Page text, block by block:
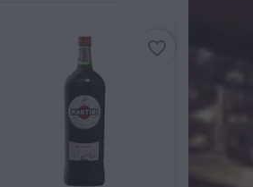
favorite_border